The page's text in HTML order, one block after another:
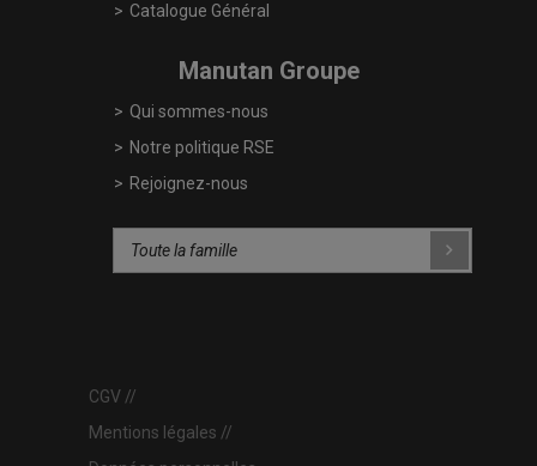
Catalogue Général
Manutan Groupe
Qui sommes-nous
Notre politique RSE
Rejoignez-nous
CGV
Mentions légales